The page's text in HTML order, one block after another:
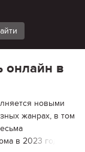
онлайн в
новыми
жанрах, в том
в 2023 году, что